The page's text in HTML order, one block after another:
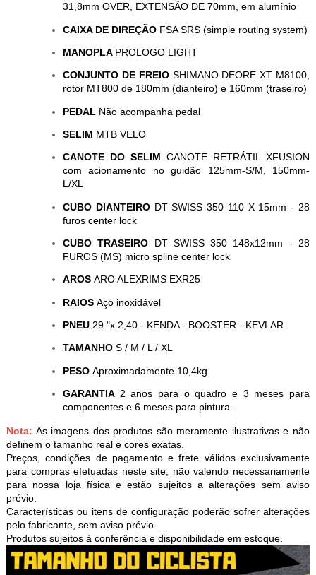
31,8mm OVER, EXTENSÃO DE 70mm, em alumínio
CAIXA DE DIREÇÃO FSA SRS (simple routing system)
MANOPLA PROLOGO LIGHT
CONJUNTO DE FREIO SHIMANO DEORE XT M8100,
rotor MT800 de 180mm (dianteiro) e 160mm (traseiro)
PEDAL Não acompanha pedal
SELIM MTB VELO
CANOTE DO SELIM CANOTE RETRÁTIL XFUSION
com acionamento no guidão 125mm-S/M, 150mm-
L/XL
CUBO DIANTEIRO DT SWISS 350 110 X 15mm - 28
furos center lock
CUBO TRASEIRO DT SWISS 350 148x12mm - 28
FUROS (MS) micro spline center lock
AROS ARO ALEXRIMS EXR25
RAIOS Aço inoxidável
PNEU 29 "x 2,40 - KENDA - BOOSTER - KEVLAR
TAMANHO S / M / L / XL
PESO Aproximadamente 10,4kg
GARANTIA 2 anos para o quadro e 3 meses para
componentes e 6 meses para pintura.
Nota: As imagens dos produtos são meramente ilustrativas e não
definem o tamanho real e cores exatas.
Preços, condições de pagamento e frete válidos exclusivamente
para compras efetuadas neste site, não valendo necessariamente
para nossa loja física e estão sujeitos a alterações sem aviso
prévio.
Características ou itens de configuração poderão sofrer alterações
pelo fabricante, sem aviso prévio.
Produtos sujeitos à conferência e disponibilidade em estoque.